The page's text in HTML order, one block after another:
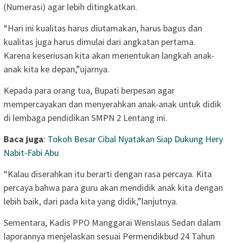
(Numerasi) agar lebih ditingkatkan.
“Hari ini kualitas harus diutamakan, harus bagus dan
kualitas juga harus dimulai dari angkatan pertama.
Karena keseriusan kita akan menentukan langkah anak-
anak kita ke depan,”ujarnya.
Kepada para orang tua, Bupati berpesan agar
mempercayakan dan menyerahkan anak-anak untuk didik
di lembaga pendidikan SMPN 2 Lentang ini.
Baca juga: Tokoh Besar Cibal Nyatakan Siap Dukung Hery
Nabit-Fabi Abu
“Kalau diserahkan itu berarti dengan rasa percaya. Kita
percaya bahwa para guru akan mendidik anak kita dengan
lebih baik, dari pada kita yang didik,”lanjutnya.
Sementara, Kadis PPO Manggarai Wenslaus Sedan dalam
laporannya menjelaskan sesuai Permendikbud 24 Tahun